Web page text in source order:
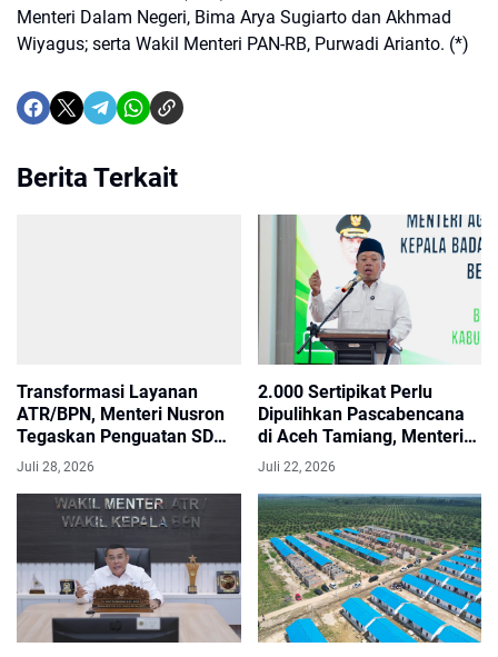
Menteri Dalam Negeri, Bima Arya Sugiarto dan Akhmad
Wiyagus; serta Wakil Menteri PAN-RB, Purwadi Arianto. (*)
Berita Terkait
Transformasi Layanan
ATR/BPN, Menteri Nusron
Tegaskan Penguatan SDM
yang Berorientasi
Pelayanan
Juli 28, 2026
2.000 Sertipikat Perlu
Dipulihkan Pascabencana
di Aceh Tamiang, Menteri
Nusron Targetkan Selesai
pada Akhir Desember
Juli 22, 2026